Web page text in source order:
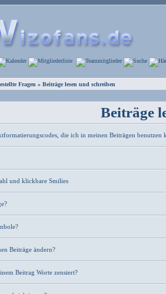
Fragen » Beiträge lesen und schreiben
Beiträge
die ich in meinen Beiträgen benutzen
und klickbare Smilies
Beiträge ändern?
Beitrag Worte zensiert?